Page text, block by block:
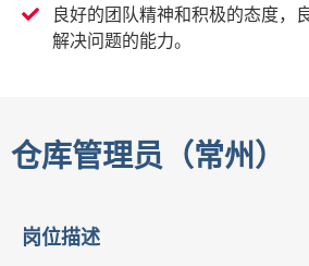
良好的团队精神和积极的态度，
解决问题的能力。
仓库管理员（常州）
岗位描述